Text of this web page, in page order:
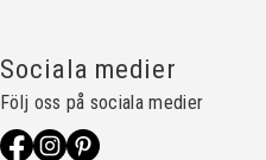
Sociala medier
Följ oss på sociala medier